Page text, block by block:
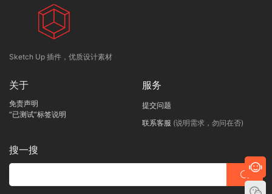
Sketch Up 插件，优质设计素材
关于
免责声明
“已测试”标签说明
服务
提交问题
联系客服 (说明需求，勿问在否)
搜一搜